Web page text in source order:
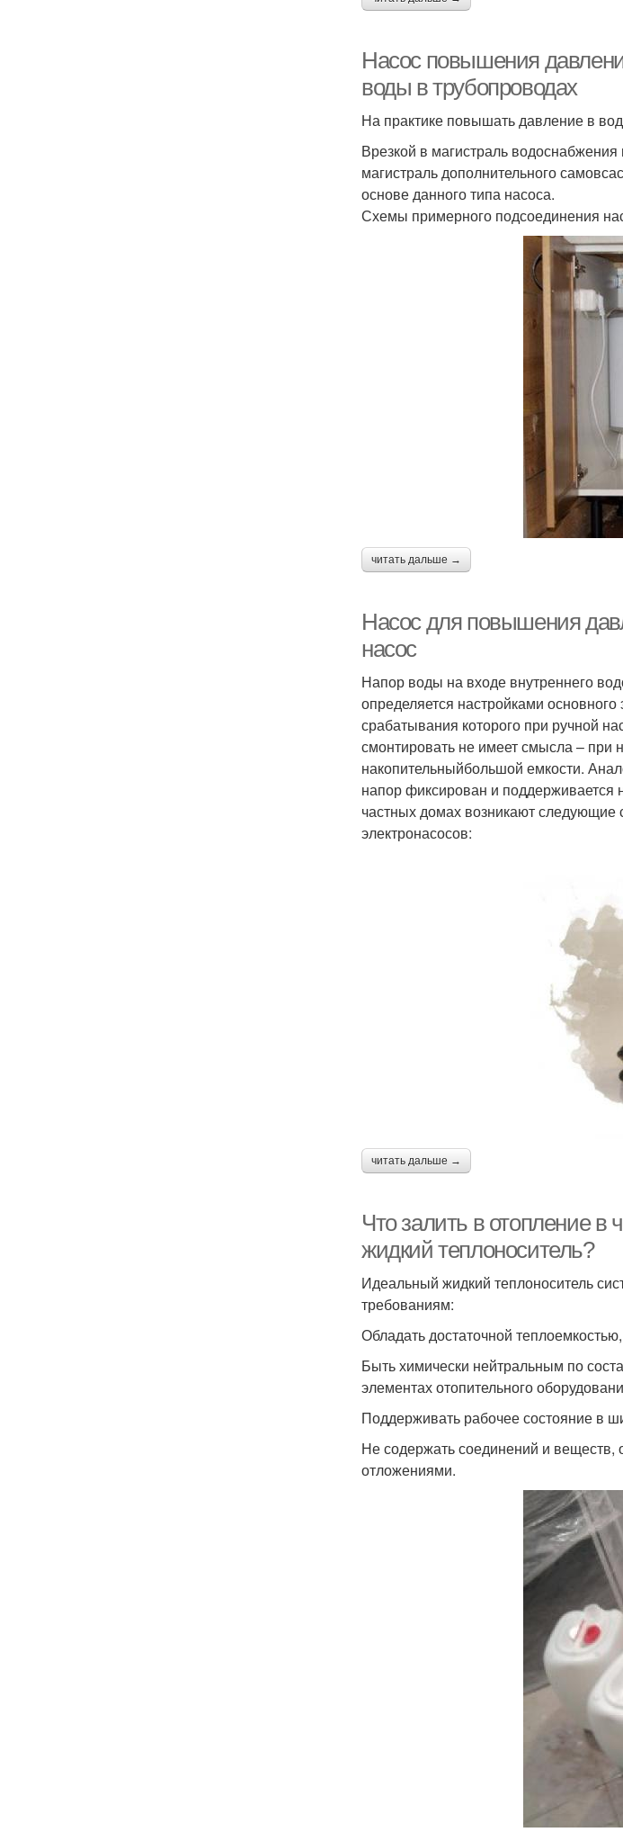
Насос повышения
воды в трубопроводах
На практике повышать давление в
Врезкой в магистраль
магистраль дополнительного
основе данного типа насоса.
Схемы примерного подсоединения
читать дальше →
Насос для повышения
насос
Напор воды на входе внутреннего
определяется настройками
срабатывания которого при ручной
смонтировать не имеет смысла – при
накопительныйбольшой емкости.
напор фиксирован и
частных домах возникают следующие
электронасосов:
читать дальше →
Что залить в отопление
жидкий теплоноситель?
Идеальный жидкий теплоноситель
требованиям:
Обладать достаточной
Быть химически нейтральным по
элементах отопительного
Поддерживать рабочее состояние в
Не содержать соединений и
отложениями.